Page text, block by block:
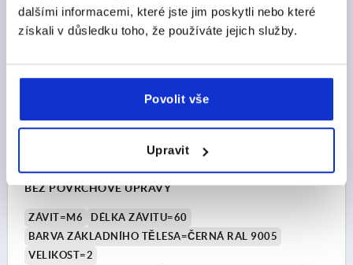
dalšími informacemi, které jste jim poskytli nebo které
získali v důsledku toho, že používáte jejich služby.
Povolit vše
Upravit
K0123 STM
UPÍNACÍ PÁKA S KRYTKA VEL.2 M06X60, ZINEK
ČERNÁ RAL9005 MATNÁ STRUKTURA, KOMP:NEREZ
BEZ POVRCHOVÉ ÚPRAVY
ZÁVIT=M6
DÉLKA ZÁVITU=60
BARVA ZÁKLADNÍHO TĚLESA=ČERNÁ RAL 9005
VELIKOST=2